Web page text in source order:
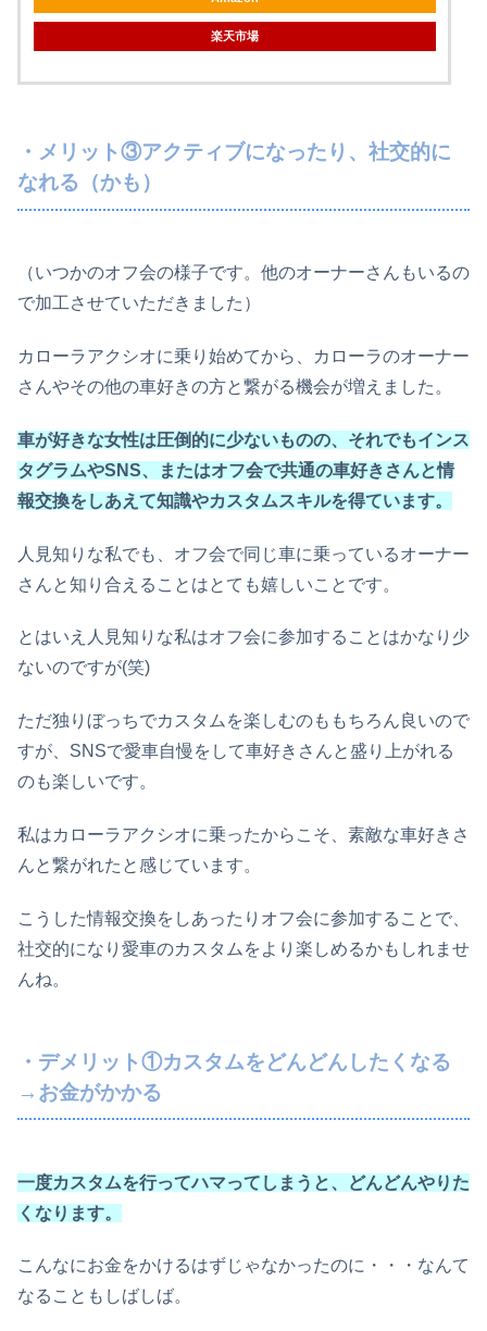
楽天市場
・メリット③アクティブになったり、社交的に
なれる（かも）
（いつかのオフ会の様子です。他のオーナーさんもいるの
で加工させていただきました）
カローラアクシオに乗り始めてから、カローラのオーナー
さんやその他の車好きの方と繋がる機会が増えました。
車が好きな女性は圧倒的に少ないものの、それでもインス
タグラムやSNS、またはオフ会で共通の車好きさんと情
報交換をしあえて知識やカスタムスキルを得ています。
人見知りな私でも、オフ会で同じ車に乗っているオーナー
さんと知り合えることはとても嬉しいことです。
とはいえ人見知りな私はオフ会に参加することはかなり少
ないのですが(笑)
ただ独りぼっちでカスタムを楽しむのももちろん良いので
すが、SNSで愛車自慢をして車好きさんと盛り上がれる
のも楽しいです。
私はカローラアクシオに乗ったからこそ、素敵な車好きさ
んと繋がれたと感じています。
こうした情報交換をしあったりオフ会に参加することで、
社交的になり愛車のカスタムをより楽しめるかもしれませ
んね。
・デメリット①カスタムをどんどんしたくなる
→お金がかかる
一度カスタムを行ってハマってしまうと、どんどんやりた
くなります。
こんなにお金をかけるはずじゃなかったのに・・・なんて
なることもしばしば。